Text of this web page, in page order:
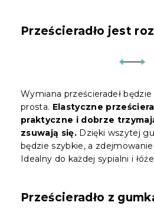
Prześcieradło jest
Wymiana prześcieradeł
prosta. Elastyczne
praktyczne i dobrze
zsuwają się. Dzięki wszytej
będzie szybkie, a
Idealny do każdej sypialni i
Prześcieradło z